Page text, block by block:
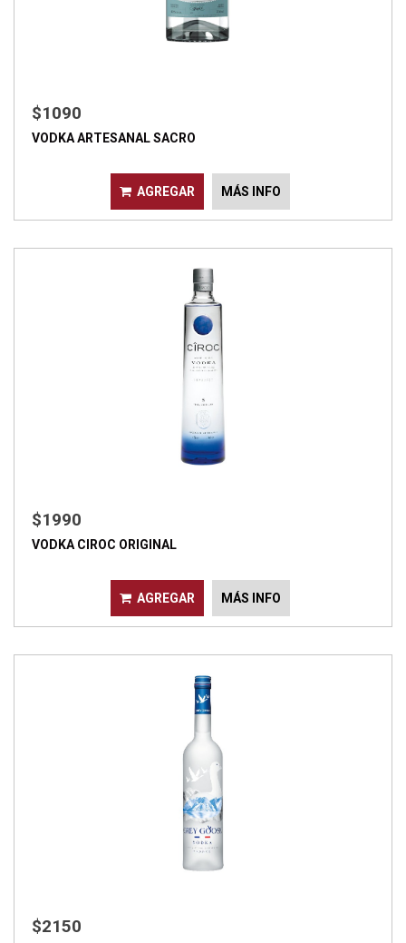
$1090
VODKA ARTESANAL SACRO
AGREGAR MÁS INFO
$1990
VODKA CIROC ORIGINAL
AGREGAR MÁS INFO
$2150